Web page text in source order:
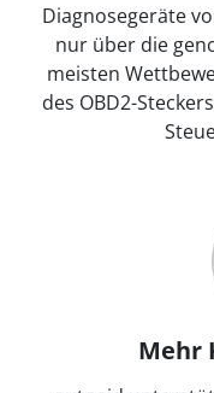
Diagnosegeräte
nur über die
meisten
des OBD2-
Mehr